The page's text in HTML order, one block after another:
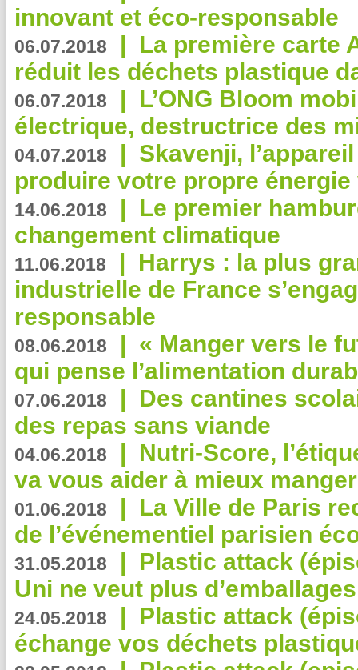
innovant et éco-responsable
06.07.2018 | La première carte
réduit les déchets plastique
06.07.2018 | L’ONG Bloom
électrique, destructrice des
04.07.2018 | Skavenji,
produire votre propre
14.06.2018 | Le premier
changement climatique
11.06.2018 | Harrys : la plus
industrielle de France
responsable
08.06.2018 | « Manger vers le
qui pense l’alimentation
07.06.2018 | Des cantines
des repas sans viande
04.06.2018 | Nutri-Score,
va vous aider à mieux
01.06.2018 | La Ville de Paris
de l’événementiel parisien
31.05.2018 | Plastic attack
Uni ne veut plus
24.05.2018 | Plastic attack
échange vos déchets